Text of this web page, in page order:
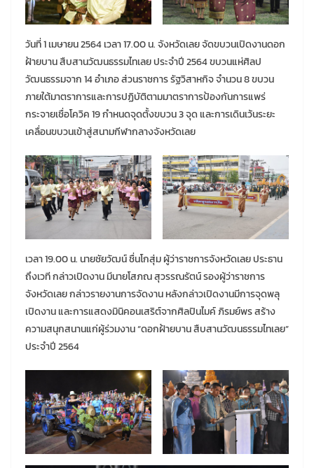
วันที่ 1 เมษายน 2564 เวลา 17.00 น. จังหวัดเลย จัดขบวนเปิดงานดอก
ฝ้ายบาน สืบสานวัฒนธรรมไทเลย ประจำปี 2564 ขบวนแห่ศิลป
วัฒนธรรมจาก 14 อำเภอ ส่วนราชการ รัฐวิสาหกิจ จำนวน 8 ขบวน
ภายใต้มาตราการและการปฏิบัติตามมาตราการป้องกันการแพร่
กระจายเชื่อโควิค 19 กำหนดจุดตั้งขบวน 3 จุด และการเดินเว้นระยะ
เคลื่อนขบวนเข้าสู่สนามกีฬากลางจังหวัดเลย
เวลา 19.00 น. นายชัยวัฒน์ ชื่นโกสุ่ม ผู้ว่าราชการจังหวัดเลย ประธาน
ถึงเวที กล่าวเปิดงาน มีนายโสภณ สุวรรณรัตน์ รองผู้ว่าราชการ
จังหวัดเลย กล่าวรายงานการจัดงาน หลังกล่าวเปิดงานมีการจุดพลุ
เปิดงาน และการแสดงมินิคอนเสริต์จากศิลปินไมค์ ภิรมย์พร สร้าง
ความสนุกสนานแก่ผู้ร่วมงาน “ดอกฝ้ายบาน สืบสานวัฒนธรรมไทเลย”
ประจำปี 2564